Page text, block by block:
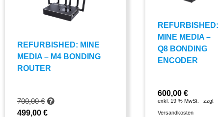
REFURBISHED: MINE
MEDIA – M4 BONDING
ROUTER
700,00€
499,00 €
REFURBISHED:
MINE MEDIA –
Q8 BONDING
ENCODER
600,00 €
exkl. 19 % MwSt.
zzgl.
Versandkosten